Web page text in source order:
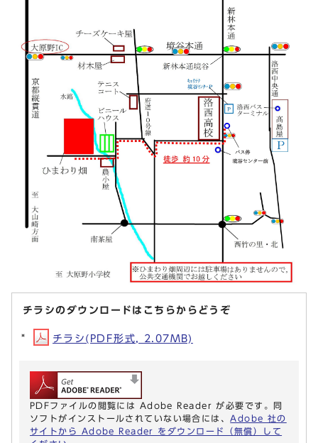
チラシのダウンロードはこちらからどうぞ
チラシ(PDF形式, 2.07MB)
PDFファイルの閲覧には Adobe Reader が必要です。同
ソフトがインストールされていない場合には、 Adobe 社の
サイトから Adobe Reader をダウンロード（無償）して